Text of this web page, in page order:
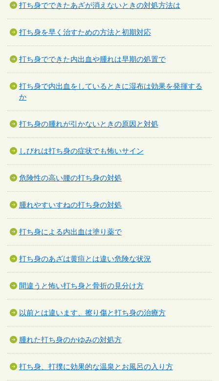
打ち身でできたあざが消えないときの対処方法は
打ち身を早く治すための方法と初期対応
打ち身でできた内出血や腫れは早期の処置で
打ち身で内出血をしているときに湿布は効果を発揮する
か
打ち身の腫れが引かないときの原因と対処
しびれは打ち身の症状でも怖いサイン
危険性の高い腰の打ち身の対処
腫れやすいすねの打ち身の対処
打ち身による内出血は塗り薬で
打ち身のあざは黄疸とは違い危険な状況
間違うと怖い打ち身と骨折の見分け方
以前とは違います、擦り傷と打ち身の治療方
腫れた打ち身のかゆみの対処方
打ち身、打撲に効果的な温泉とお風呂の入り方